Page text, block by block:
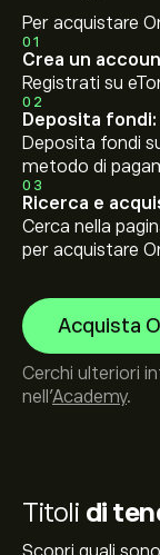
Titoli di
Per acquistare
01
Crea un
Registrati su
02
Deposita fondi:
Deposita fondi
metodo di
03
Ricerca e
Cerca nella
per acquistare
Acquista
Cerchi ulteriori
nell’Academy.